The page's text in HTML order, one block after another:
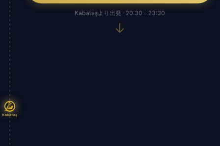
Kabataş
Kabataşより出発 · 20:30 – 23:30